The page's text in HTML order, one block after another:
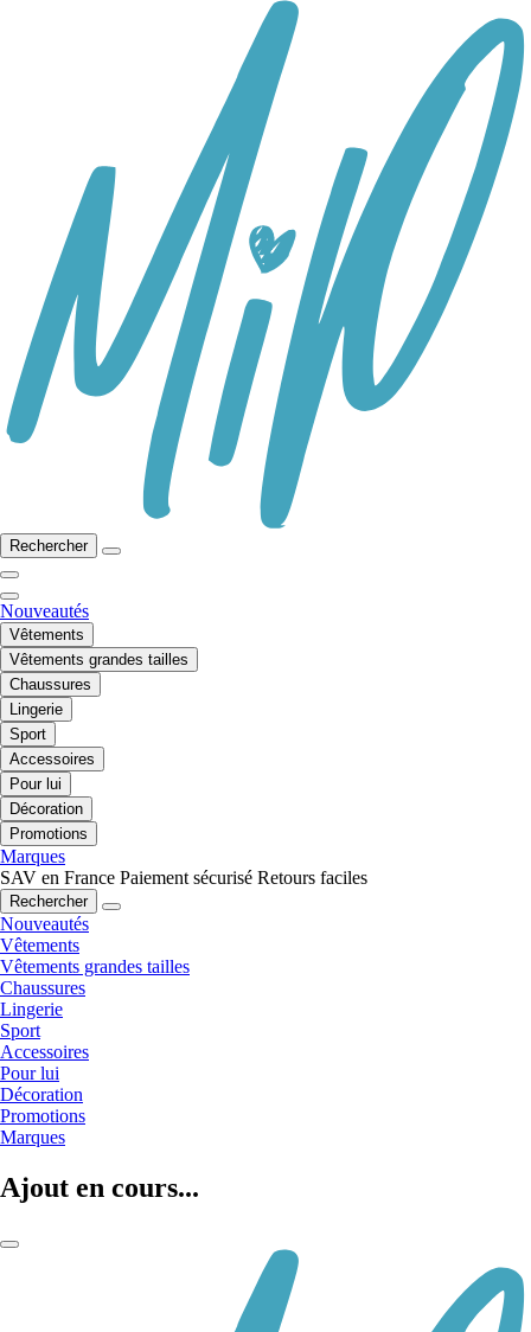
Rechercher
Nouveautés
Vêtements
Vêtements grandes tailles
Chaussures
Lingerie
Sport
Accessoires
Pour lui
Décoration
Promotions
Marques
SAV en France Paiement sécurisé Retours faciles
Rechercher
Nouveautés
Vêtements
Vêtements grandes tailles
Chaussures
Lingerie
Sport
Accessoires
Pour lui
Décoration
Promotions
Marques
Ajout en cours...